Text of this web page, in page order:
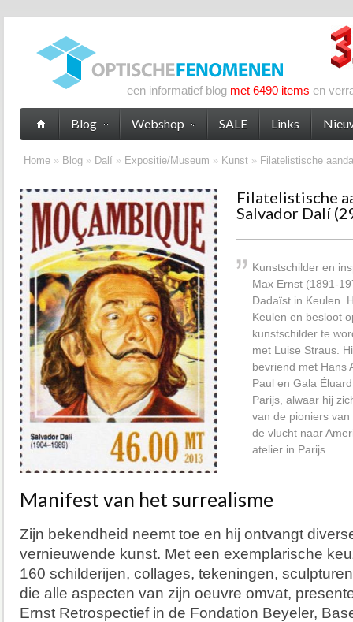
een informatief blog met 6490 items en
Home » Blog » Dalí » Expositie/Museum » Kunst » Filatelistische
Filatelistische
Salvador Dalí
Kunstschilder en
Max Ernst (1891-
Dadaïst in Keulen.
Keulen en besloot
kunstschilder te
met Luise Straus.
bevriend met Hans
Paul en Gala
Parijs, alwaar hij
van de pioniers
de vlucht naar
atelier in Parijs.
Manifest van het surrealisme
Zijn bekendheid neemt toe en hij ontvangt
vernieuwende kunst. Met een exemplarische
160 schilderijen, collages, tekeningen,
die alle aspecten van zijn oeuvre omvat,
Ernst Retrospectief in de Fondation Beyeler,
Blog Webshop SALE Links